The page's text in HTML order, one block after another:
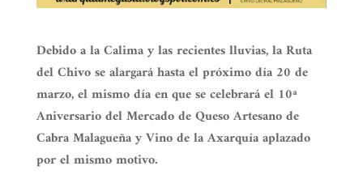
Debido a la Calima y las recientes lluvias, la Ruta
del Chivo se alargará hasta el próximo día 20 de
marzo, el mismo día en que se celebrará el 10ª
Aniversario del Mercado de Queso Artesano de
Cabra Malagueña y Vino de la Axarquía aplazado
por el mismo motivo.